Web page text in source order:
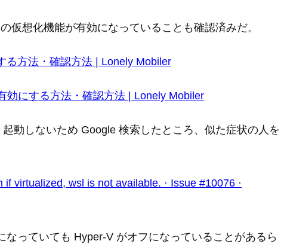
仮想化機能が有効になっていることも確認済みだ。
る方法・確認方法 | Lonely Mobiler
効にする方法・確認方法 | Lonely Mobiler
動しないため Google 検索したところ、似た症状の人を
virtualized, wsl is not available. · Issue #10076 ·
なっていても Hyper-V がオフになっていることがあるら